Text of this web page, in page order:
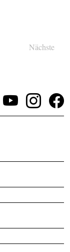
Nächste